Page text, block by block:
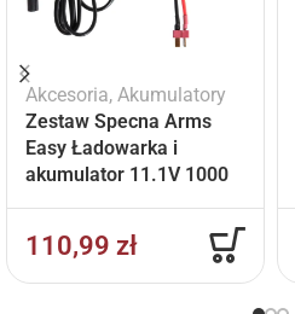
Akcesoria, Akumulatory
Zestaw Specna Arms
Easy Ładowarka i
akumulator 11.1V 1000
110,99 zł